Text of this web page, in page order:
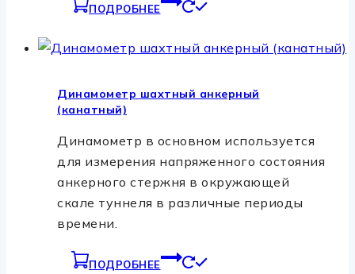
ПОДРОБНЕЕ
Динамометр шахтный анкерный
(канатный)
Динамометр в основном используется
для измерения напряженного состояния
анкерного стержня в окружающей
скале туннеля в различные периоды
времени.
ПОДРОБНЕЕ